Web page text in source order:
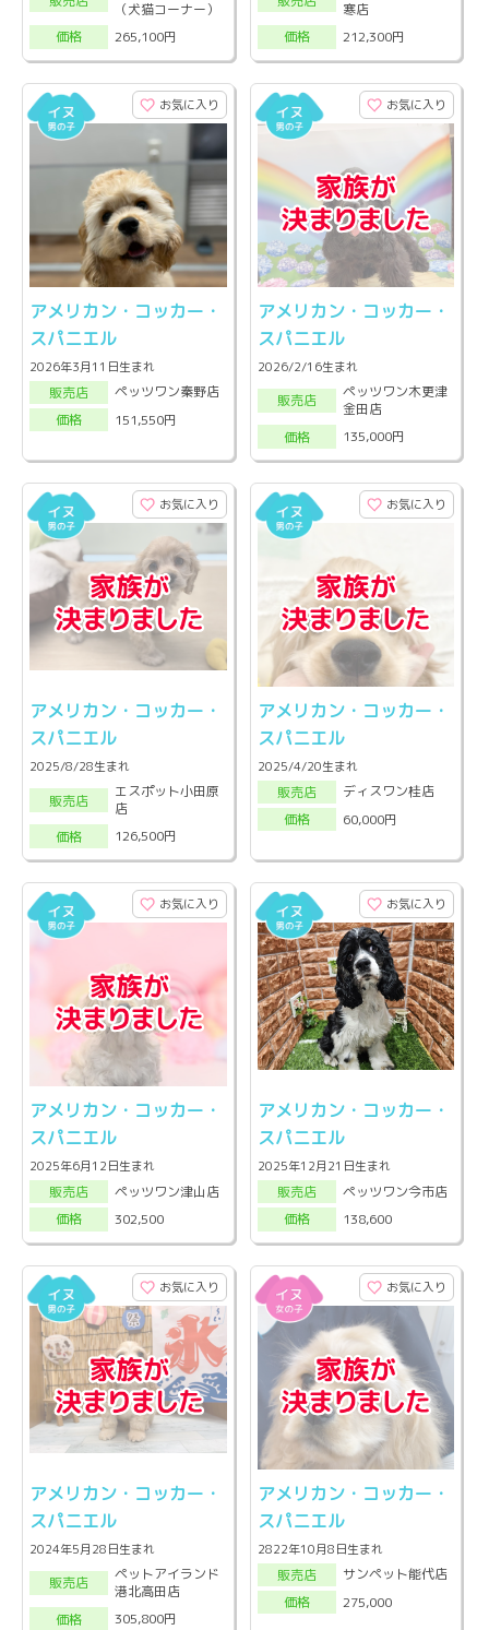
（犬猫コーナー）
価格
265,100円
寒店
価格
212,300円
お気に入り
アメリカン・コッカー・
スパニエル
2026年3月11日生まれ
販売店
ペッツワン秦野店
価格
151,550円
お気に入り
アメリカン・コッカー・
スパニエル
2026/2/16生まれ
販売店
ペッツワン木更津
金田店
価格
135,000円
お気に入り
アメリカン・コッカー・
スパニエル
2025/8/28生まれ
販売店
エスポット小田原
店
価格
126,500円
お気に入り
アメリカン・コッカー・
スパニエル
2025/4/20生まれ
販売店
ディスワン桂店
価格
60,000円
お気に入り
アメリカン・コッカー・
スパニエル
2025年6月12日生まれ
販売店
ペッツワン津山店
価格
302,500
お気に入り
アメリカン・コッカー・
スパニエル
2025年12月21日生まれ
販売店
ペッツワン今市店
価格
138,600
お気に入り
アメリカン・コッカー・
スパニエル
2024年5月28日生まれ
販売店
ペットアイランド
港北高田店
価格
305,800円
お気に入り
アメリカン・コッカー・
スパニエル
2822年10月8日生まれ
販売店
サンペット能代店
価格
275,000